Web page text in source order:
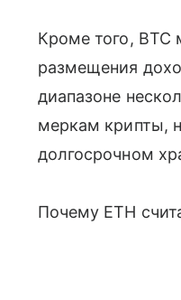
Кроме того, BTC
размещения
диапазоне
меркам крипты,
долгосрочном
Почему ETH